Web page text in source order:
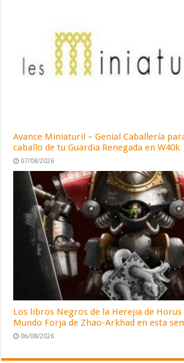
Avance Miniaturil – Genial Caballería
caballo de tu Guardia Renegada en W40k
07/08/2026
Los libros Negros de la Herejia de
Mundo Forja de Zhao-Arkhad en esta
06/08/2026